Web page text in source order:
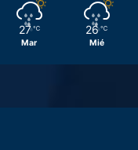
27 ℃
Mar
26 ℃
Mié